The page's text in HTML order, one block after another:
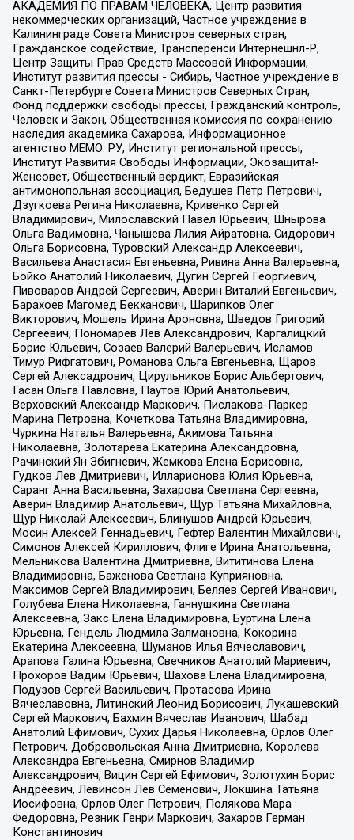
АКАДЕМИЯ ПО ПРАВАМ ЧЕЛОВЕКА, Центр развития
некоммерческих организаций, Частное учреждение в
Калининграде Совета Министров северных стран,
Гражданское содействие, Трансперенси Интернешнл-Р,
Центр Защиты Прав Средств Массовой Информации,
Институт развития прессы - Сибирь, Частное учреждение в
Санкт-Петербурге Совета Министров Северных Стран,
Фонд поддержки свободы прессы, Гражданский контроль,
Человек и Закон, Общественная комиссия по сохранению
наследия академика Сахарова, Информационное
агентство МЕМО. РУ, Институт региональной прессы,
Институт Развития Свободы Информации, Экозащита!-
Женсовет, Общественный вердикт, Евразийская
антимонопольная ассоциация, Бедушев Петр Петрович,
Дзугкоева Регина Николаевна, Кривенко Сергей
Владимирович, Милославский Павел Юрьевич, Шнырова
Ольга Вадимовна, Чанышева Лилия Айратовна, Сидорович
Ольга Борисовна, Туровский Александр Алексеевич,
Васильева Анастасия Евгеньевна, Ривина Анна Валерьевна,
Бойко Анатолий Николаевич, Дугин Сергей Георгиевич,
Пивоваров Андрей Сергеевич, Аверин Виталий Евгеньевич,
Барахоев Магомед Бекханович, Шарипков Олег
Викторович, Мошель Ирина Ароновна, Шведов Григорий
Сергеевич, Пономарев Лев Александрович, Каргалицкий
Борис Юльевич, Созаев Валерий Валерьевич, Исламов
Тимур Рифгатович, Романова Ольга Евгеньевна, Щаров
Сергей Алексадрович, Цирульников Борис Альбертович,
Гасан Ольга Павловна, Паутов Юрий Анатольевич,
Верховский Александр Маркович, Пислакова-Паркер
Марина Петровна, Кочеткова Татьяна Владимировна,
Чуркина Наталья Валерьевна, Акимова Татьяна
Николаевна, Золотарева Екатерина Александровна,
Рачинский Ян Збигневич, Жемкова Елена Борисовна,
Гудков Лев Дмитриевич, Илларионова Юлия Юрьевна,
Саранг Анна Васильевна, Захарова Светлана Сергеевна,
Аверин Владимир Анатольевич, Щур Татьяна Михайловна,
Щур Николай Алексеевич, Блинушов Андрей Юрьевич,
Мосин Алексей Геннадьевич, Гефтер Валентин Михайлович,
Симонов Алексей Кириллович, Флиге Ирина Анатольевна,
Мельникова Валентина Дмитриевна, Вититинова Елена
Владимировна, Баженова Светлана Куприяновна,
Максимов Сергей Владимирович, Беляев Сергей Иванович,
Голубева Елена Николаевна, Ганнушкина Светлана
Алексеевна, Закс Елена Владимировна, Буртина Елена
Юрьевна, Гендель Людмила Залмановна, Кокорина
Екатерина Алексеевна, Шуманов Илья Вячеславович,
Арапова Галина Юрьевна, Свечников Анатолий Мариевич,
Прохоров Вадим Юрьевич, Шахова Елена Владимировна,
Подузов Сергей Васильевич, Протасова Ирина
Вячеславовна, Литинский Леонид Борисович, Лукашевский
Сергей Маркович, Бахмин Вячеслав Иванович, Шабад
Анатолий Ефимович, Сухих Дарья Николаевна, Орлов Олег
Петрович, Добровольская Анна Дмитриевна, Королева
Александра Евгеньевна, Смирнов Владимир
Александрович, Вицин Сергей Ефимович, Золотухин Борис
Андреевич, Левинсон Лев Семенович, Локшина Татьяна
Иосифовна, Орлов Олег Петрович, Полякова Мара
Федоровна, Резник Генри Маркович, Захаров Герман
Константинович